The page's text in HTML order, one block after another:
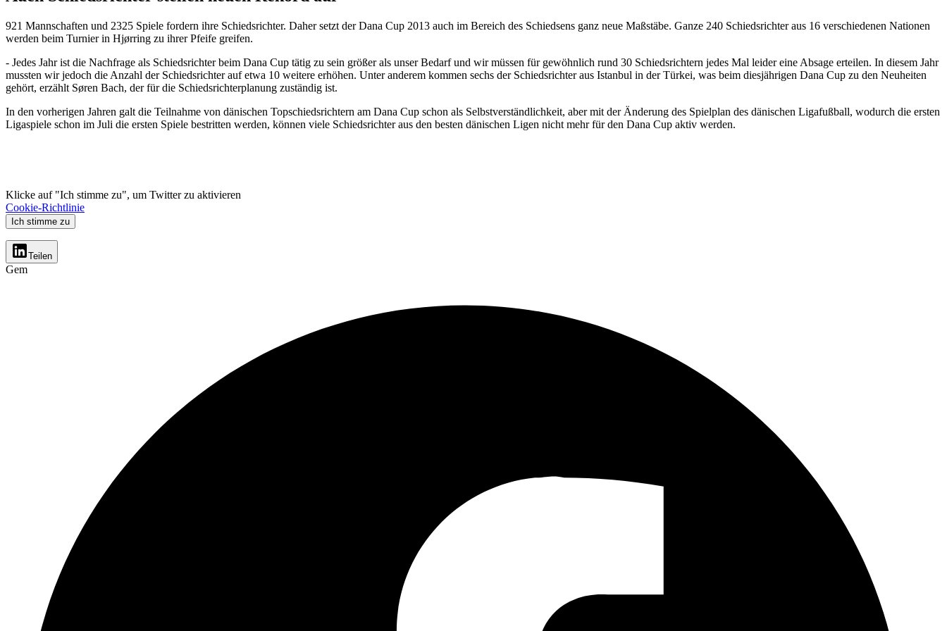
921 Mannschaften und 2325 Spiele fordern ihre Schiedsrichter. Daher setzt der Dana Cup 2013 auch im Bereich des Schiedsens ganz neue Maßstäbe. Ganze 240 Schiedsrichter aus 16 verschiedenen Nationen
werden beim Turnier in Hjørring zu ihrer Pfeife greifen.
- Jedes Jahr ist die Nachfrage als Schiedsrichter beim Dana Cup tätig zu sein größer als unser Bedarf und wir müssen für gewöhnlich rund 30 Schiedsrichtern jedes Mal leider eine Absage erteilen. In diesem Jahr
mussten wir jedoch die Anzahl der Schiedsrichter auf etwa 10 weitere erhöhen. Unter anderem kommen sechs der Schiedsrichter aus Istanbul in der Türkei, was beim diesjährigen Dana Cup zu den Neuheiten
gehört, erzählt Søren Bach, der für die Schiedsrichterplanung zuständig ist.
In den vorherigen Jahren galt die Teilnahme von dänischen Topschiedsrichtern am Dana Cup schon als Selbstverständlichkeit, aber mit der Änderung des Spielplan des dänischen Ligafußball, wodurch die ersten
Ligaspiele schon im Juli die ersten Spiele bestritten werden, können viele Schiedsrichter aus den besten dänischen Ligen nicht mehr für den Dana Cup aktiv werden.
Klicke auf "Ich stimme zu", um Twitter zu aktivieren
Cookie-Richtlinie
Ich stimme zu
Teilen
Gem